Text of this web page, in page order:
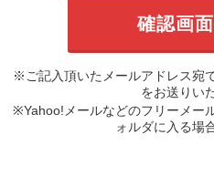
※ご記入頂いたメールアドレス宛
をお送りい
※Yahoo!メールなどのフリーメー
ォルダに入る場